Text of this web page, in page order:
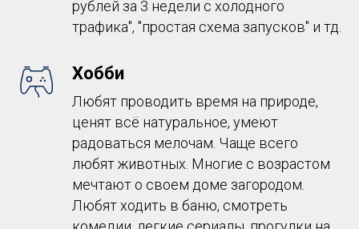
рублей за 3 недели с холодного
трафика", "простая схема запусков" и тд.
Хобби
Любят проводить время на природе,
ценят всё натуральное, умеют
радоваться мелочам. Чаще всего
любят животных. Многие с возрастом
мечтают о своем доме загородом.
Любят ходить в баню, смотреть